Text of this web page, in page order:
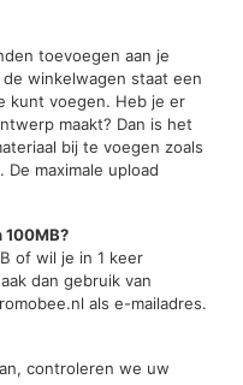
toevoegen aan je
winkelwagen staat een
kunt voegen. Heb je er
maakt? Dan is het
bij te voegen zoals
De maximale upload
100MB?
of wil je in 1 keer
dan gebruik van
als e-mailadres.
controleren we uw